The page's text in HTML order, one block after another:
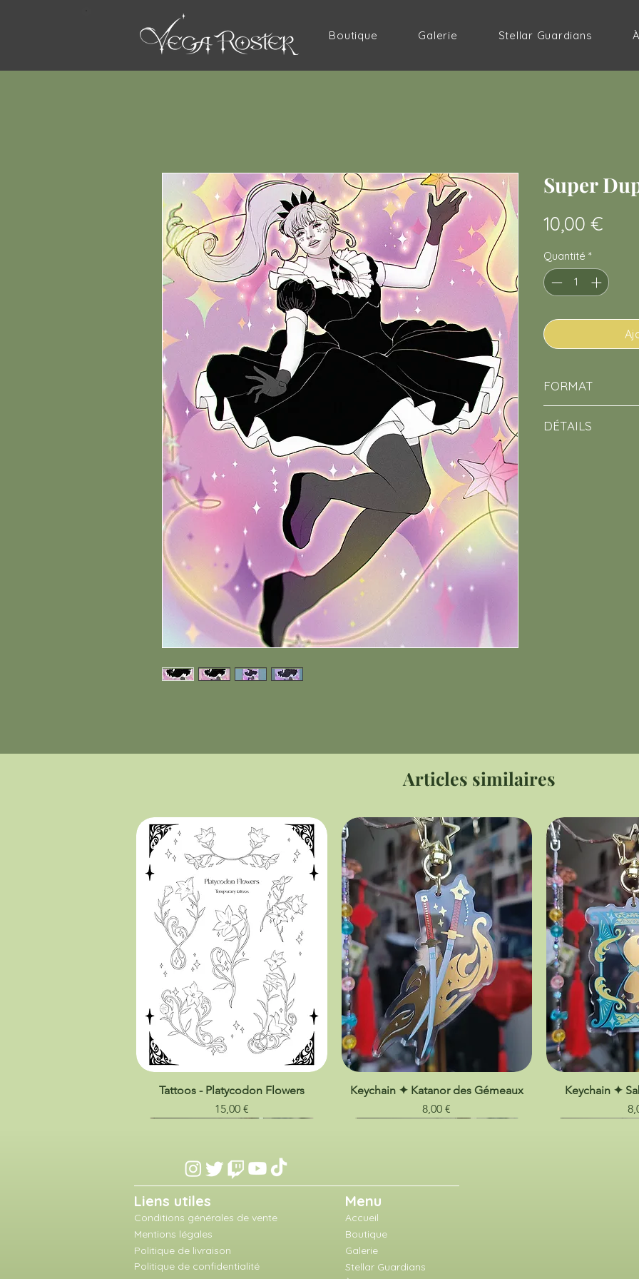
Boutique Galerie Stellar Guardians
Super
10,00 €
Quantité *
FORMAT
DÉTAILS
Articles similaires
Tattoos - Platycodon Flowers
Prix
15,00 €
Keychain ✦ Katanor des Gémeaux
Prix
8,00 €
Keychain ✦
Liens utiles
Conditions générales de vente
Mentions légales
Politique de livraison
Politique de confidentialité
Accueil
Boutique
Galerie
Stellar Guardians
Menu